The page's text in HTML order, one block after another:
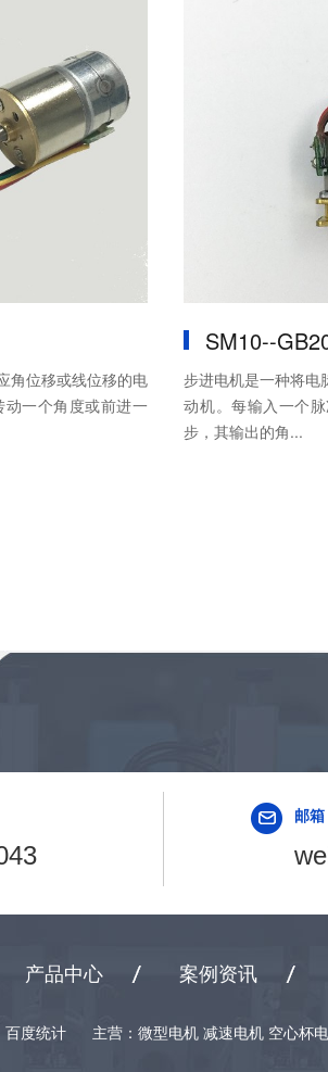
角位移或线位移的电
转动一个角度或前进一
SM10--
步进电机是一种将电
动机。每输入一
步，其输出的角...
邮箱
产品中心 案例资讯
百度统计
主营：微型电机 减速电机 空心